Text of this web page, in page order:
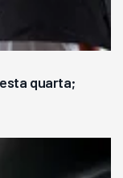
quarta;